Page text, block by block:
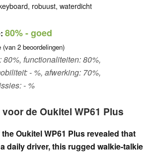
robuust, waterdicht
80%- goed
(van 2 beoordelingen)
80%, functionaliteiten: 80%,
- %, afwerking: 70%,
- %
de Oukitel WP61 Plus
Oukitel WP61 Plus revealed that
daily driver, this rugged walkie-talkie